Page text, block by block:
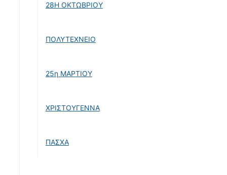
28Η ΟΚΤΩΒΡΙΟΥ
ΠΟΛΥΤΕΧΝΕΙΟ
25η ΜΑΡΤΙΟΥ
ΧΡΙΣΤΟΥΓΕΝΝΑ
ΠΑΣΧΑ